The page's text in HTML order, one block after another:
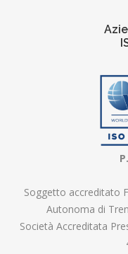
Soggetto accreditato
Autonoma di
Società Accreditata